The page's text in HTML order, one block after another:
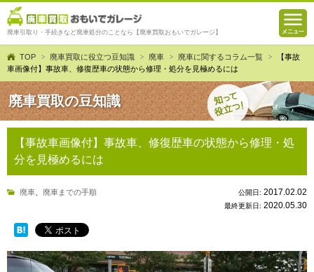
廃車引取り・手続きなど廃車処分のことなら【廃車買取おもいでガレージ】
TOP 廃車買取に役立つ豆知識 廃車 廃車に関するコラム一覧
【事故
車画像付】事故車、修復歴車の状態から修理・処分を見極めるには
廃車買取の豆知識
【事故車画像付】事故車、修復歴車の状態から修理・処
分を見極めるには
廃車 廃車までの手順 公開日: 2017.02.02
最終更新日: 2020.05.30